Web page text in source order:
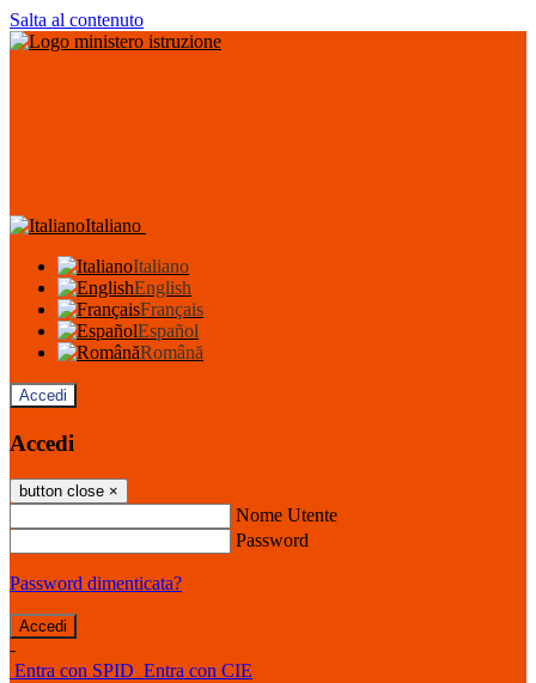
Salta al contenuto
Italiano
Italiano
English
Français
Español
Română
Accedi
Accedi
button close ×
Nome Utente
Password
Password dimenticata?
-
Entra con SPID Entra con CIE